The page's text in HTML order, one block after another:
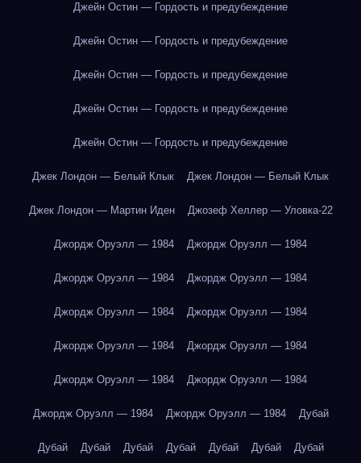
Джейн Остин — Гордость и предубеждение
Джейн Остин — Гордость и предубеждение
Джейн Остин — Гордость и предубеждение
Джейн Остин — Гордость и предубеждение
Джейн Остин — Гордость и предубеждение
Джек Лондон — Белый Клык Джек Лондон — Белый Клык
Джек Лондон — Мартин Иден Джозеф Хеллер — Уловка-22
Джордж Оруэлл — 1984 Джордж Оруэлл — 1984
Джордж Оруэлл — 1984 Джордж Оруэлл — 1984
Джордж Оруэлл — 1984 Джордж Оруэлл — 1984
Джордж Оруэлл — 1984 Джордж Оруэлл — 1984
Джордж Оруэлл — 1984 Джордж Оруэлл — 1984
Джордж Оруэлл — 1984 Джордж Оруэлл — 1984 Дубай
Дубай Дубай Дубай Дубай Дубай Дубай Дубай